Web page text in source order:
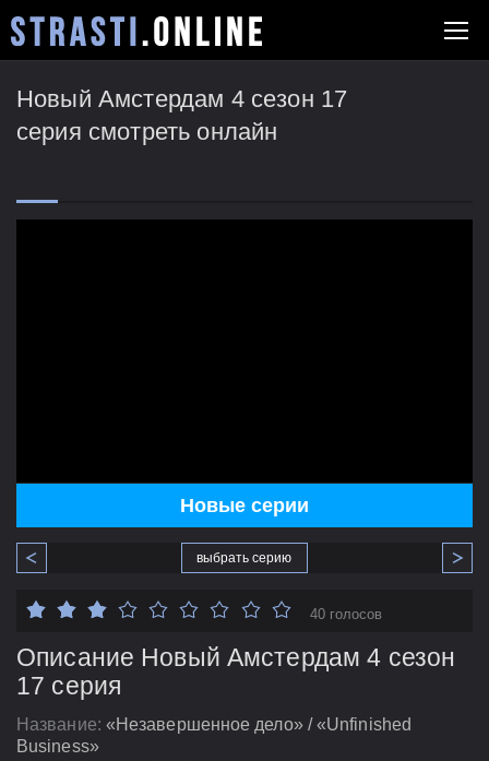
Новый Амстердам 4 сезон 17
серия смотреть онлайн
Новые серии
выбрать серию
Описание Новый Амстердам 4 сезон
17 серия
Название: «Незавершенное дело» / «Unfinished
Business»
40 голосов